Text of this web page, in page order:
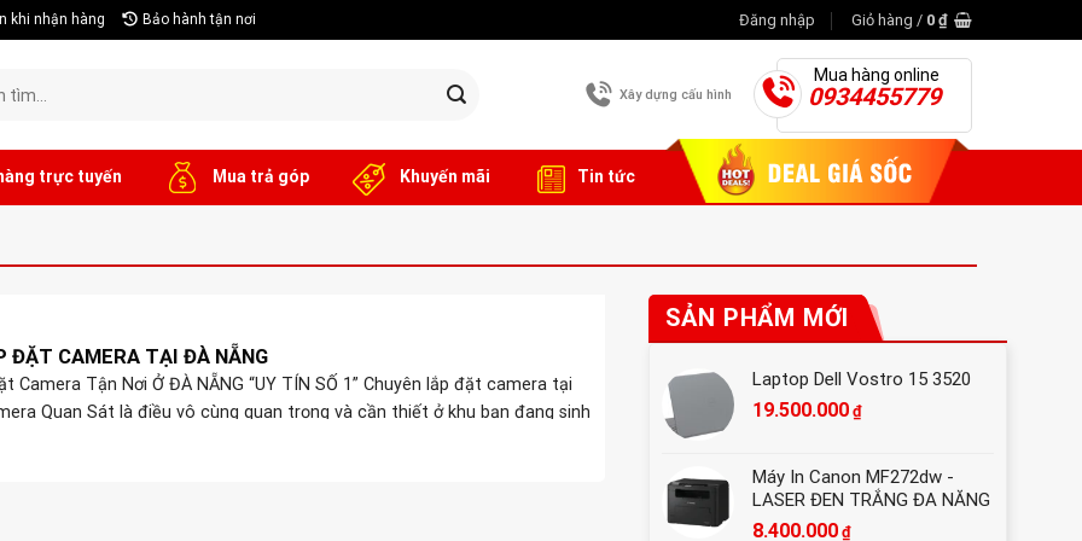
khi nhận hàng Bảo hành tận nơi Đăng nhập Giỏ hàng / 0 ₫
Xây dựng cấu hình
Mua hàng online
0934455779
trực tuyến Mua trả góp Khuyến mãi Tin tức
ĐẶT CAMERA TẠI ĐÀ NẴNG
Camera Tận Nơi Ở ĐÀ NẴNG “UY TÍN SỐ 1” Chuyên lắp đặt camera tại
Quan Sát là điều vô cùng quan trọng và cần thiết ở khu bạn đang sinh
SẢN PHẨM MỚI
Laptop Dell Vostro 15 3520
19.500.000 ₫
Máy In Canon MF272dw -
LASER ĐEN TRẮNG ĐA NĂNG
8.400.000 ₫